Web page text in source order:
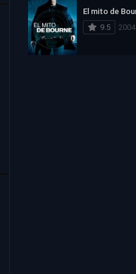
1969 1968
1966
9.5
2004